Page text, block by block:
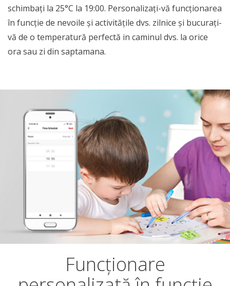
schimbați la 25°C la 19:00. Personalizați-vă funcționarea
în funcție de nevoile și activitățile dvs. zilnice și bucurați-
vă de o temperatură perfectă in caminul dvs. la orice
ora sau zi din saptamana.
Funcționare